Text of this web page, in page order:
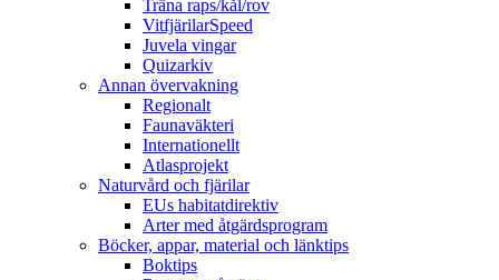
Träna raps/kål/rov
VitfjärilarSpeed
Juvela vingar
Quizarkiv
Annan övervakning
Regionalt
Faunaväkteri
Internationellt
Atlasprojekt
Naturvård och fjärilar
EUs habitatdirektiv
Arter med åtgärdsprogram
Böcker, appar, material och länktips
Boktips